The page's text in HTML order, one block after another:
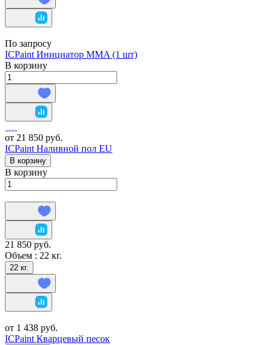
По запросу
ICPaint Инициатор MMA (1 шт)
В корзину
от 21 850 руб.
ICPaint Наливной пол EU
В корзину
В корзину
21 850 руб.
Объем : 22 кг.
22 кг.
от 1 438 руб.
ICPaint Кварцевый песок